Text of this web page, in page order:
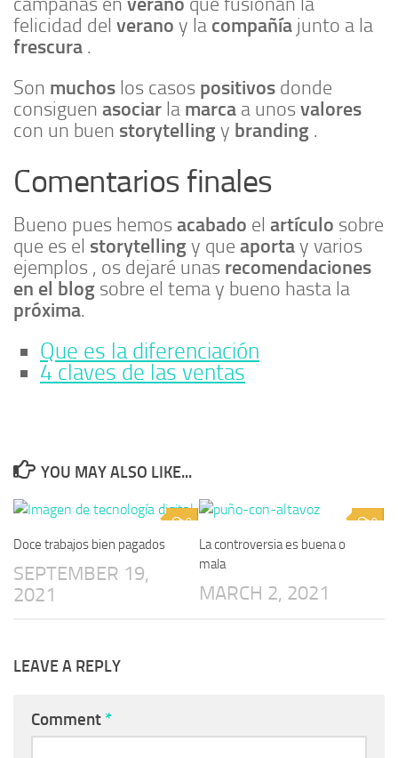
felicidad del verano y la compañía junto a la
frescura .
Son muchos los casos positivos donde
consiguen asociar la marca a unosvalores
con un buen storytelling y branding .
Comentarios finales
Bueno pues hemosacabado el artículo sobre
que es el storytelling y que aportay varios
ejemplos , os dejaré unas recomendaciones
en el blog sobre el tema y bueno hasta la
próxima.
Que es la diferenciación
4 claves de las ventas
YOU MAY ALSO LIKE...
0
Doce trabajos bien pagados
SEPTEMBER 19,
2021
0
La controversia es buena o
mala
MARCH 2, 2021
LEAVE A REPLY
Comment *